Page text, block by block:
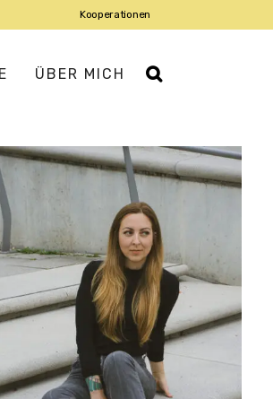
Kooperationen
ÜBER MICH